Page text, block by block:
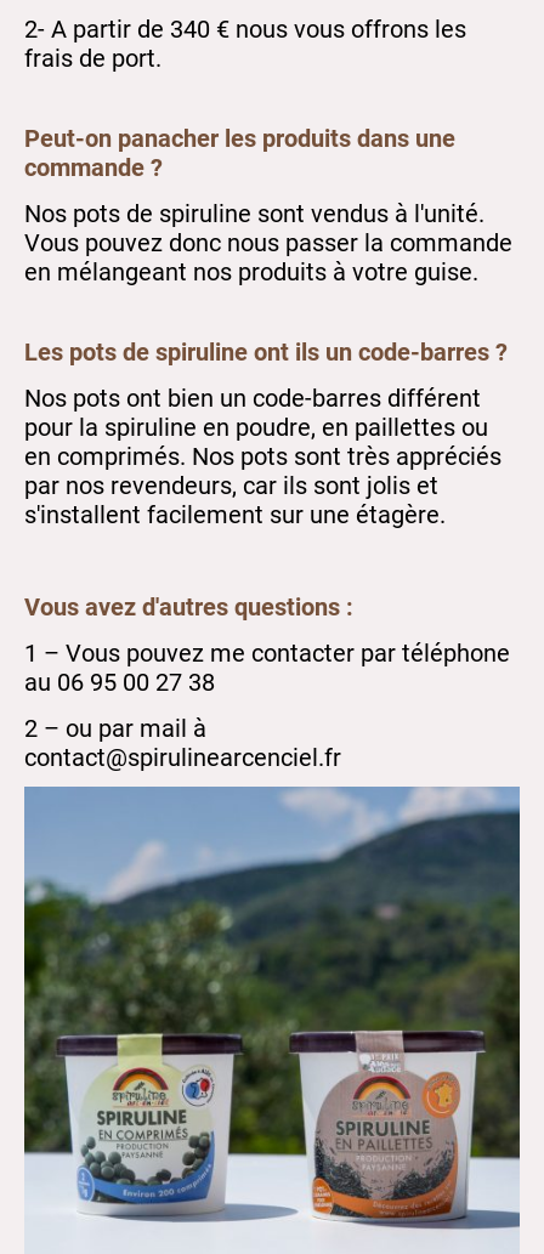
2- A partir de 340 € nous vous offrons les
frais de port.
Peut-on panacher les produits dans une
commande ?
Nos pots de spiruline sont vendus à l'unité.
Vous pouvez donc nous passer la commande
en mélangeant nos produits à votre guise.
Les pots de spiruline ont ils un code-barres ?
Nos pots ont bien un code-barres différent
pour la spiruline en poudre, en paillettes ou
en comprimés. Nos pots sont très appréciés
par nos revendeurs, car ils sont jolis et
s'installent facilement sur une étagère.
Vous avez d'autres questions :
1 – Vous pouvez me contacter par téléphone
au 06 95 00 27 38
2 – ou par mail à
contact@spirulinearcenciel.fr